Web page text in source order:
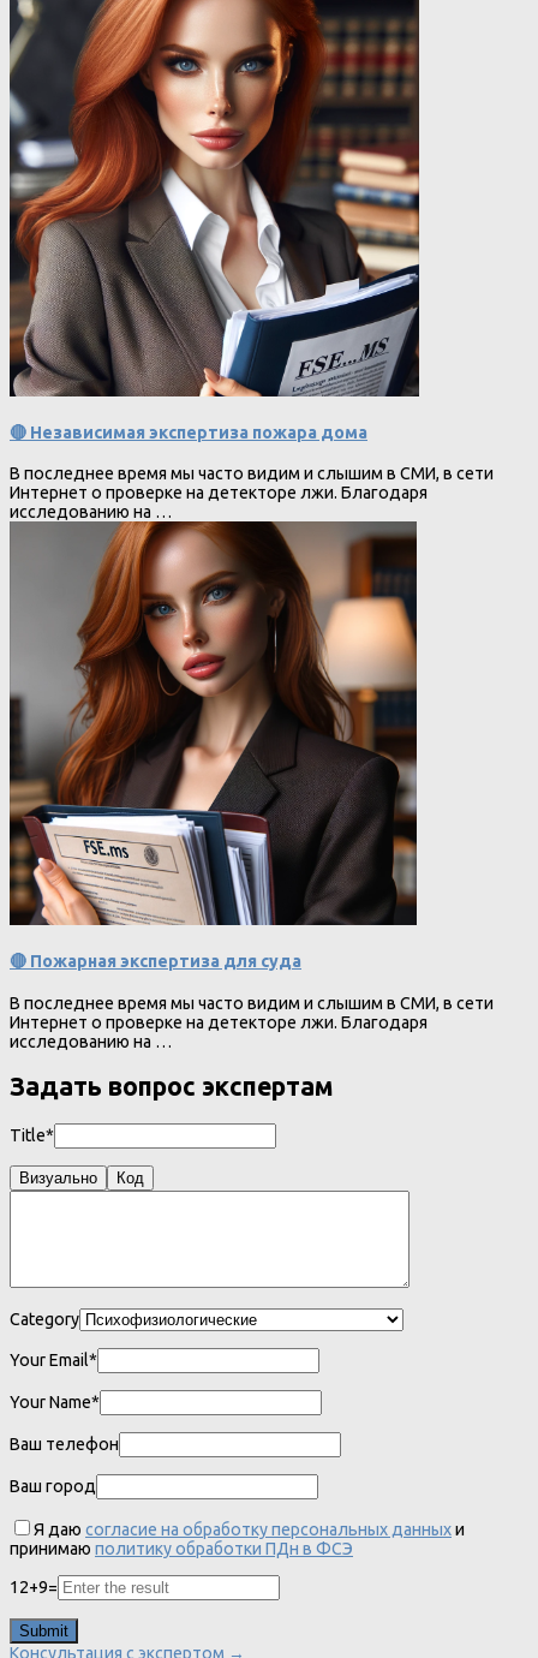
🔴 Независимая экспертиза пожара дома
В последнее время мы часто видим и слышим в СМИ, в сети
Интернет о проверке на детекторе лжи. Благодаря
исследованию на …
🔴 Пожарная экспертиза для суда
В последнее время мы часто видим и слышим в СМИ, в сети
Интернет о проверке на детекторе лжи. Благодаря
исследованию на …
Задать вопрос экспертам
Title*
Визуально Код
Category
Your Email*
Your Name*
Ваш телефон
Ваш город
Я даю согласие на обработку персональных данныхи
принимаю политику обработки ПДн в ФСЭ
12+9=
Консультация с экспертом →